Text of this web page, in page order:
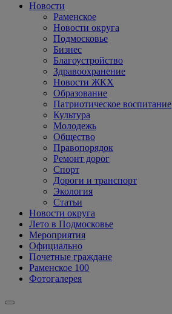
Новости
Раменское
Новости округа
Подмосковье
Бизнес
Благоустройство
Здравоохранение
Новости ЖКХ
Образование
Патриотическое воспитание
Культура
Молодежь
Общество
Правопорядок
Ремонт дорог
Спорт
Дороги и транспорт
Экология
Статьи
Новости округа
Лето в Подмосковье
Мероприятия
Официально
Почетные граждане
Раменское 100
Фотогалерея